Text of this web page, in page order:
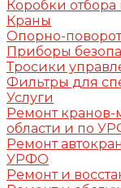
Коробки
Краны
Опорно-
Приборы
Тросики
Фильтры для
Услуги
Ремонт кранов-
области и по
Ремонт
УРФО
Ремонт и